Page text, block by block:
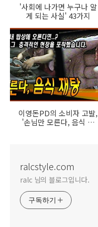
'사회에 나가면 누구나 알
게 되는 사실' 43가지
이영돈PD의 소비자 고발,
'손님만 모른다, 음식 재
ralcstyle.com
ralc 님의 블로그입니다.
구독하기